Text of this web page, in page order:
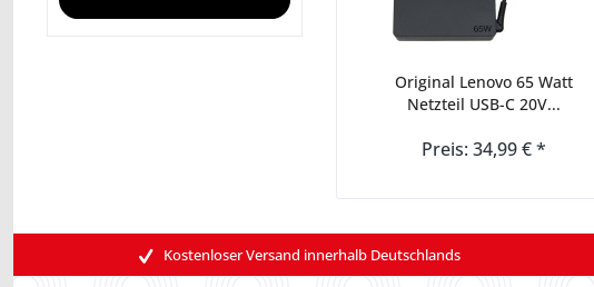
Original Lenovo 65 Watt
Netzteil USB-C 20V...
Preis: 34,99 € *
Kostenloser Versand innerhalb Deutschlands